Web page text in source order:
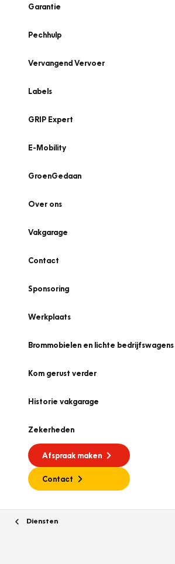
Garantie
Pechhulp
Vervangend Vervoer
Labels
GRIP Expert
E-Mobility
GroenGedaan
Over ons
Vakgarage
Contact
Sponsoring
Werkplaats
Brommobielen en lichte bedrijfswagens
Kom gerust verder
Historie vakgarage
Zekerheden
Afspraak maken
Contact
Diensten